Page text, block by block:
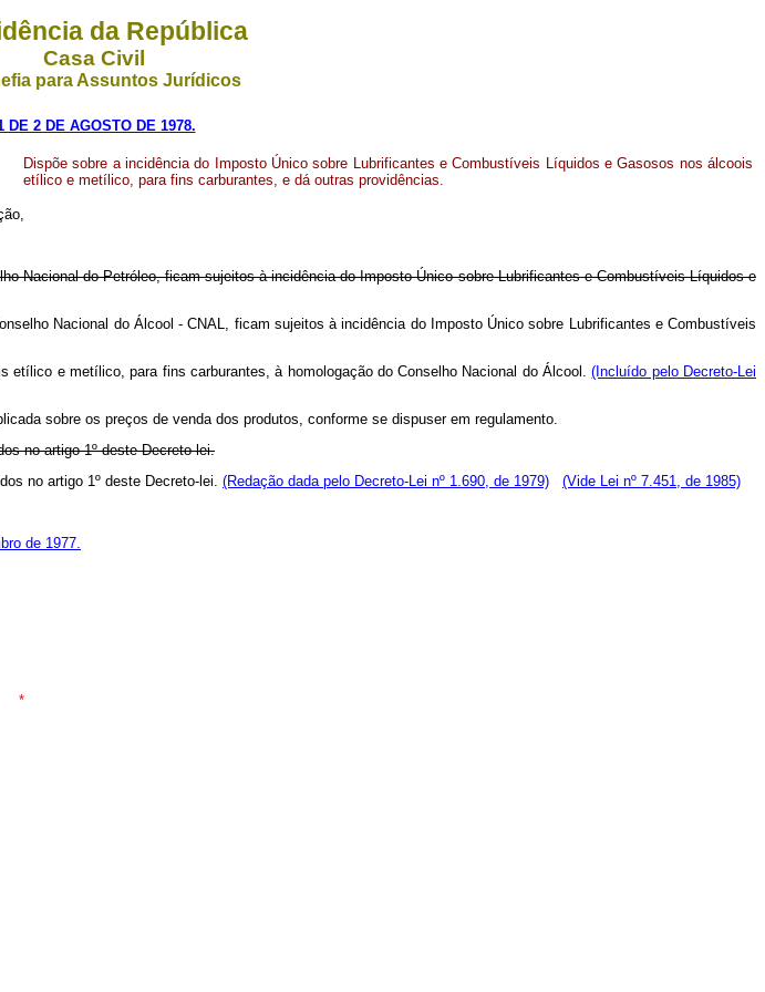
da República
Casa Civil
para Assuntos Jurídicos
DE 2 DE AGOSTO DE 1978.
Dispõe sobre a incidência do Imposto Único sobre Lubrificantes e Combustíveis Líquidos e Gasosos nos álcoois
etílico e metílico, para fins carburantes, e dá outras providências.
Nacional do Petróleo, ficam sujeitos à incidência do Imposto Único sobre Lubrificantes e Combustíveis Líquidos e
Nacional do Álcool - CNAL, ficam sujeitos à incidência do Imposto Único sobre Lubrificantes e Combustíveis
etílico e metílico, para fins carburantes, à homologação do Conselho Nacional do Álcool.(Incluído pelo Decreto-Lei
sobre os preços de venda dos produtos, conforme se dispuser em regulamento.
no artigo 1º deste Decreto-lei.
no artigo 1º deste Decreto-lei. (Redação dada pelo Decreto-Lei nº 1.690, de 1979)
(Vide Lei nº 7.451, de 1985)
de 1977.
*